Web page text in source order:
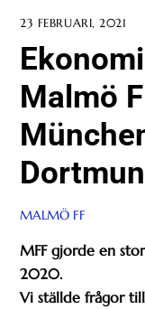
23 FEBRUARI, 2021
Malmö
MALMÖ FF
MFF gjorde en
2020.
Vi ställde frågor